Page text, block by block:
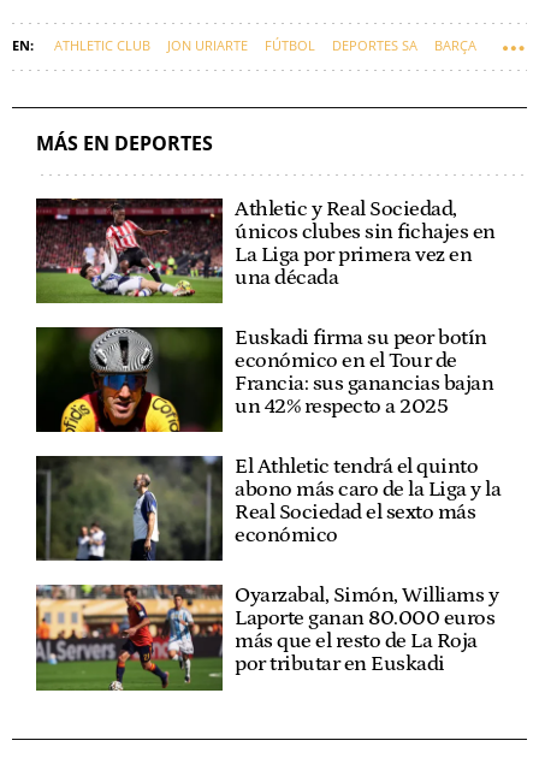
ATHLETIC CLUB JON URIARTE FÚTBOL DEPORTES SA BARÇA
MÁS EN DEPORTES
Athletic y Real Sociedad,
únicos clubes sin fichajes en
La Liga por primera vez en
una década
Euskadi firma su peor botín
económico en el Tour de
Francia: sus ganancias bajan
un 42% respecto a 2025
El Athletic tendrá el quinto
abono más caro de la Liga y la
Real Sociedad el sexto más
económico
Oyarzabal, Simón, Williams y
Laporte ganan 80.000 euros
más que el resto de La Roja
por tributar en Euskadi